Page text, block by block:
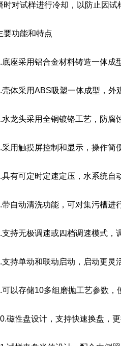
时对试样进行冷却，以防止因试
功能和特点
座采用铝合金材料铸造一体成
体采用ABS吸塑一体成型，外
龙头采用全铜镀铬工艺，防腐
用触摸屏控制和显示，操作简
有可定时定速定压，水系统自
自动清洗功能，可对集污槽进
持无极调速或四档调速模式，
持单动和联动启动，启动更灵
以存储10多组磨抛工艺参数，
磁性盘设计，支持快速换盘，